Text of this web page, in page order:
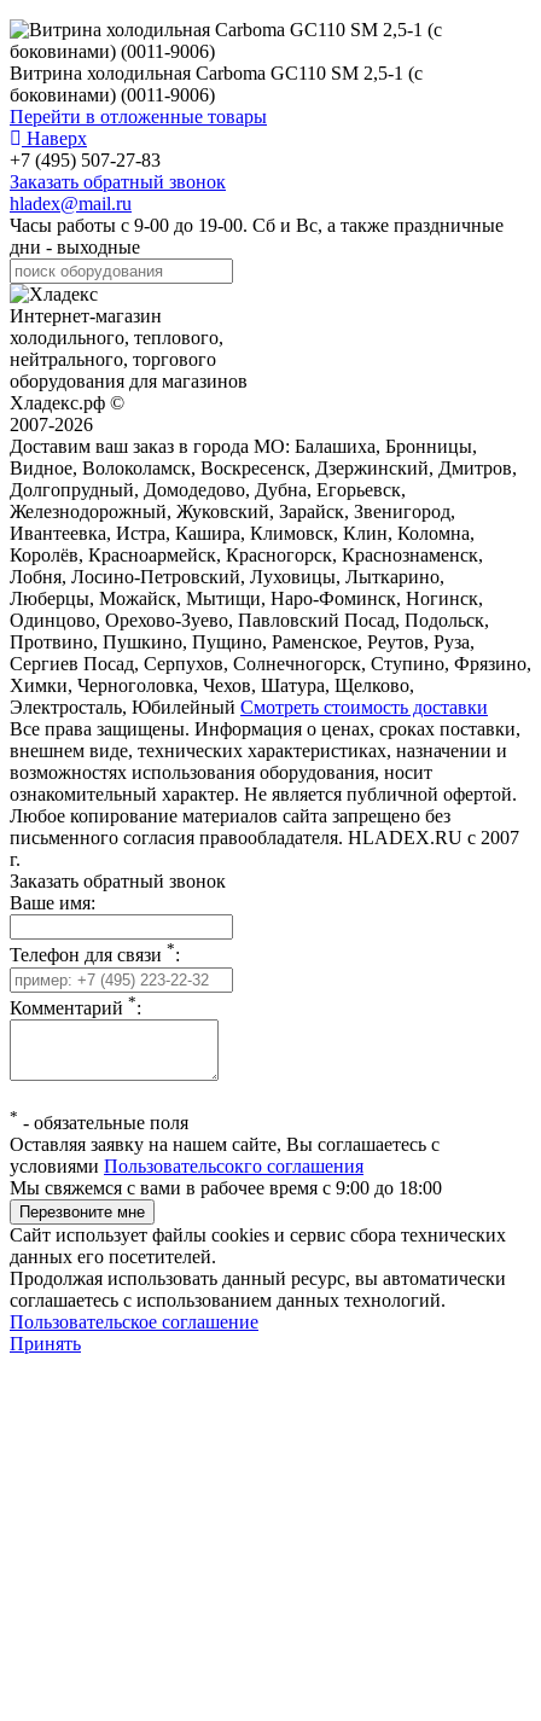
Витрина холодильная Carboma GC110 SM 2,5-1 (с
боковинами) (0011-9006)
Перейти в отложенные товары
Наверх
+7 (495) 507-27-83
Заказать обратный звонок
hladex@mail.ru
Часы работы с 9-00 до 19-00. Сб и Вс, а также праздничные
дни - выходные
Интернет-магазин
холодильного, теплового,
нейтрального, торгового
оборудования для магазинов
Хладекс.рф ©
2007-2026
Доставим ваш заказ в города МО: Балашиха, Бронницы,
Видное, Волоколамск, Воскресенск, Дзержинский, Дмитров,
Долгопрудный, Домодедово, Дубна, Егорьевск,
Железнодорожный, Жуковский, Зарайск, Звенигород,
Ивантеевка, Истра, Кашира, Климовск, Клин, Коломна,
Королёв, Красноармейск, Красногорск, Краснознаменск,
Лобня, Лосино-Петровский, Луховицы, Лыткарино,
Люберцы, Можайск, Мытищи, Наро-Фоминск, Ногинск,
Одинцово, Орехово-Зуево, Павловский Посад, Подольск,
Протвино, Пушкино, Пущино, Раменское, Реутов, Руза,
Сергиев Посад, Серпухов, Солнечногорск, Ступино, Фрязино,
Химки, Черноголовка, Чехов, Шатура, Щелково,
Электросталь, Юбилейный Смотреть стоимость доставки
Все права защищены. Информация о ценах, сроках поставки,
внешнем виде, технических характеристиках, назначении и
возможностях использования оборудования, носит
ознакомительный характер. Не является публичной офертой.
Любое копирование материалов сайта запрещено без
письменного согласия правообладателя. HLADEX.RU c 2007
г.
Заказать обратный звонок
Ваше имя:
Телефон для связи *:
Комментарий *:
* - обязательные поля
Оставляя заявку на нашем сайте, Вы соглашаетесь с
условиями Пользовательсокго соглашения
Мы свяжемся с вами в рабочее время с 9:00 до 18:00
Сайт использует файлы cookies и сервис сбора технических
данных его посетителей.
Продолжая использовать данный ресурс, вы автоматически
соглашаетесь с использованием данных технологий.
Пользовательское соглашение
Принять